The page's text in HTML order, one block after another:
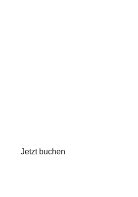
Jetzt buchen